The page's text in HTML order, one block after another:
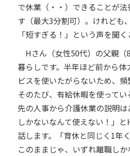
で休業（・・）できることが
す（最大3分割可）。けれども
「短すぎる！」という声を聞く
Hさん（女性50代）の父親（
暮らしです。半年ほど前から体
ビスを使いたがらないため、頻
そのたび、有給休暇を使って
先の人事から介護休業の説明
しかないなんて使えない！」
話します。「育休と同じく1年
このままじゃ、いずれ離職し